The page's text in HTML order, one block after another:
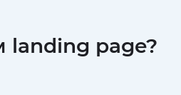
landing page?